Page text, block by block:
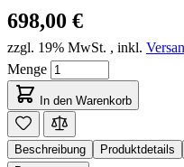
698,00 €
zzgl. 19% MwSt. , inkl.
Menge
In den Warenkorb
Beschreibung Produktdetails